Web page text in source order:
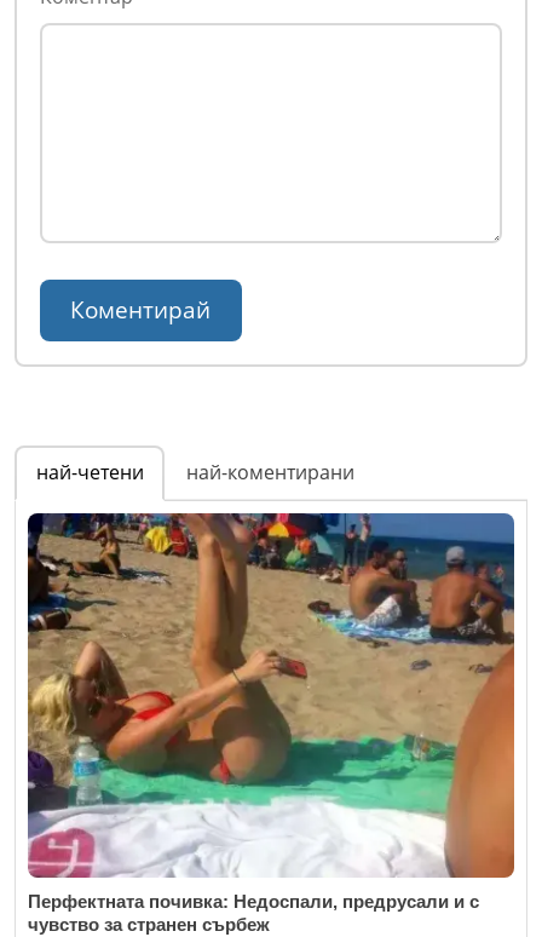
най-четени най-коментирани
Перфектната почивка: Недоспали, предрусали и с
чувство за странен сърбеж